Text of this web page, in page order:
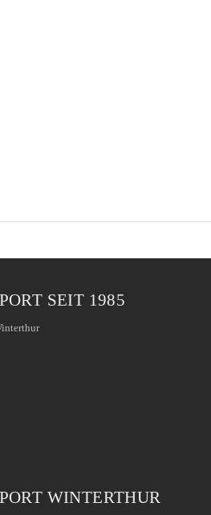
SEIT 1985
WINTERTHUR